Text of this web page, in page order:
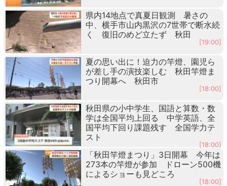
県内14地点で真夏日観測 暑さの
中、横手市山内黒沢の7世帯で断水続
く 復旧のめど立たず 秋田
[19:00]
夏の思い出に！迫力の竿燈、園児ら
が差し手の演技楽しむ 秋田竿燈ま
つり開幕へ 秋田市
[18:00]
秋田県の小中学生、国語と算数・数
学は全国平均上回る 中学英語、全
国平均下回り課題残す 全国学力テ
スト
[18:00]
「秋田竿燈まつり」3日開幕 今年は
273本の竿燈が参加 ドローン500機
によるショーも見どころ
[18:00]